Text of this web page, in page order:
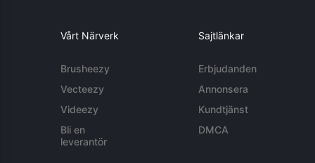
Vårt Närverk
Brusheezy
Vecteezy
Videezy
Bli en
leverantör
Sajtlänkar
Erbjudanden
Annonsera
Kundtjänst
DMCA